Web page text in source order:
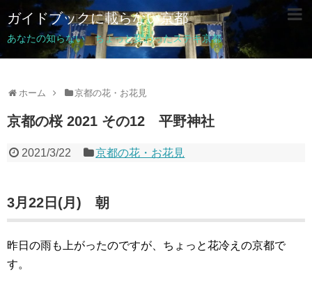
ガイドブックに載らない京都
あなたの知らない ちょっと変わったステキ京都
ホーム 京都の花・お花見
京都の桜 2021 その12 平野神社
2021/3/22 京都の花・お花見
3月22日(月) 朝
昨日の雨も上がったのですが、ちょっと花冷えの京都で
す。